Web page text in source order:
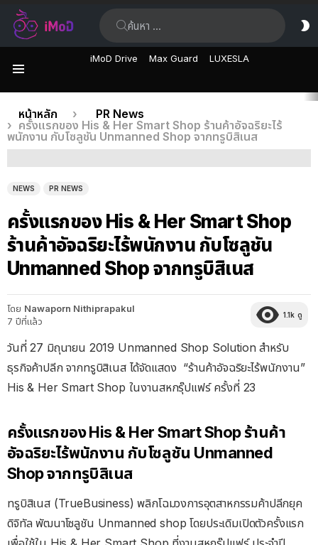
iMoD Drive Max Guard LUXESLA
เรื่อง
ล่าสุด
คุณอยู่ที่นี่:
หน้าหลัก
PR News
ครั้งแรกของ His & Her Smart Shop ร้านค้าอัจฉริยะไร้
พนักงาน กับโซลูชัน Unmanned Shop จากทรูบิสิเนส
NEWS PR NEWS
ครั้งแรกของ His & Her Smart Shop
ร้านค้าอัจฉริยะไร้พนักงาน กับโซลูชัน
Unmanned Shop จากทรูบิสิเนส
โดย Nawaporn Nithiprapakul
7 ปีที่แล้ว
1.1k ดู
วันที่ 27 มิถุนายน 2019 Unmanned Shop Solution สำหรับ
ธุรกิจค้าปลีก จากทรูบิสิเนส ได้จัดแสดง “ร้านค้าอัจฉริยะไร้พนักงาน”
His & Her Smart Shop ในงานสหกรุ๊ปแฟร์ ครั้งที่ 23
ครั้งแรกของ His & Her Smart Shop ร้านค้า
อัจฉริยะไร้พนักงาน กับโซลูชัน Unmanned
Shop จากทรูบิสิเนส
ทรูบิสิเนส (TrueBusiness) พลิกโฉมวงการอุตสาหกรรมค้าปลีกยุค
ดิจิทัล พัฒนาโซลูชัน Unmanned shop โดยประเดิมเปิดตัวครั้งแรก